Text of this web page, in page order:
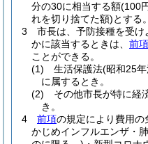
分の30に相当する額(100
れを切り捨てた額)とする。
3
市長は、予防接種を受け
かに該当するときは、 前項
ことができる。
(1)
生活保護法(昭和25
に属するとき。
(2)
その他市長が特に経
き。
4
前項の規定により費用の
かじめインフルエンザ・